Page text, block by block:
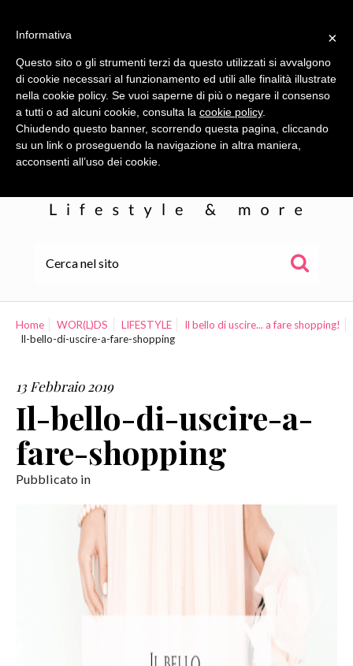
WOR(L)DS
COLLABORAZIONI
CONTATTI
Home WOR(L)DS LIFESTYLE
Il bello di uscire... a fare shopping!
Il-bello-di-uscire-a-fare-shopping
13 Febbraio 2019
Il-bello-di-uscire-a-
fare-shopping
Pubblicato in
×
Informativa
Questo sito o gli strumenti terzi da questo utilizzati si avvalgono
di cookie necessari al funzionamento ed utili alle finalità illustrate
nella cookie policy. Se vuoi saperne di più o negare il consenso
a tutti o ad alcuni cookie, consulta la cookie policy.
Chiudendo questo banner, scorrendo questa pagina, cliccando
su un link o proseguendo la navigazione in altra maniera,
acconsenti all’uso dei cookie.